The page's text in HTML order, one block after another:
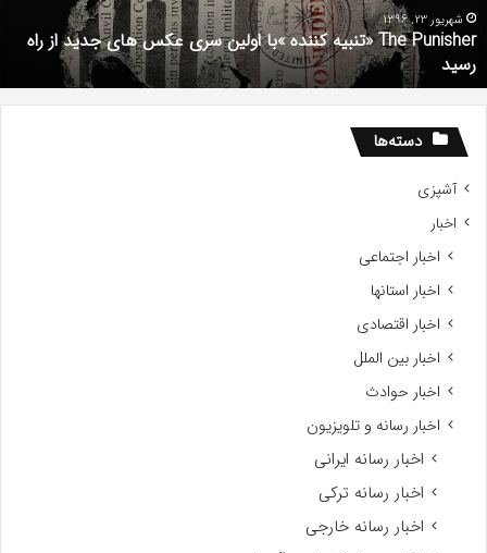
Gifted
2017شهریور 1, 1396
دانلود رایگان دوبله فارسی فیلم با استعداد Gifted 2017
دسته‌ها
آشپزی
اخبار
اخبار اجتماعی
اخبار استانها
اخبار اقتصادی
اخبار بین الملل
اخبار حوادث
اخبار رسانه و تلویزیون
اخبار رسانه ایرانی
اخبار رسانه ترکی
اخبار رسانه خارجی